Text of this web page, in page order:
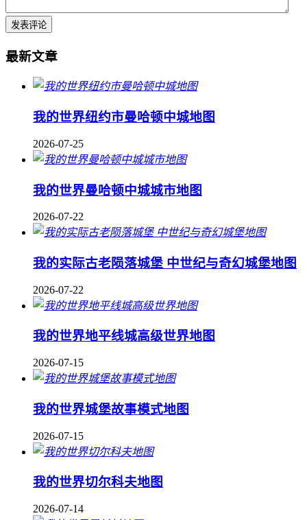
最新文章
我的世界纽约市曼哈顿中城地图
2026-07-25
我的世界曼哈顿中城城市地图
2026-07-22
我的实际古老陨落城堡 中世纪与奇幻城堡地图
2026-07-22
我的世界地平线城高级世界地图
2026-07-15
我的世界城堡故事模式地图
2026-07-15
我的世界切尔科夫地图
2026-07-14